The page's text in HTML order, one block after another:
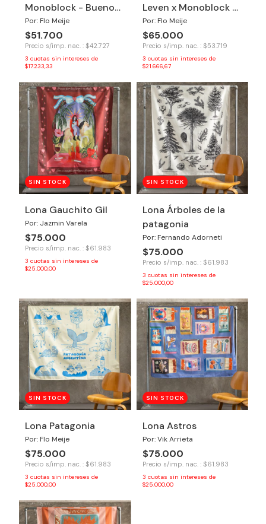
Monoblock - Buenos
Aires
Por: Flo Meije
$51.700
Precio s/imp. nac. : $42.727
3 cuotas sin intereses de
$17.233,33
Leven x Monoblock -
Hola Verano
Por: Flo Meije
$65.000
Precio s/imp. nac. : $53.719
3 cuotas sin intereses de
$21.666,67
SIN STOCK
Lona Gauchito Gil
Por: Jazmin Varela
$75.000
Precio s/imp. nac. : $61.983
3 cuotas sin intereses de
$25.000,00
SIN STOCK
Lona Árboles de la
patagonia
Por: Fernando Adorneti
$75.000
Precio s/imp. nac. : $61.983
3 cuotas sin intereses de
$25.000,00
SIN STOCK
Lona Patagonia
Por: Flo Meije
$75.000
Precio s/imp. nac. : $61.983
3 cuotas sin intereses de
$25.000,00
SIN STOCK
Lona Astros
Por: Vik Arrieta
$75.000
Precio s/imp. nac. : $61.983
3 cuotas sin intereses de
$25.000,00